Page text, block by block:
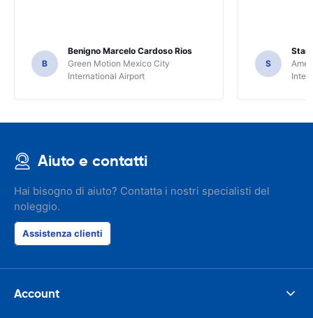
B
Benigno Marcelo Cardoso Rios
Green Motion Mexico City
International Airport
S
Aiuto e contatti
Hai bisogno di aiuto? Contatta i nostri specialisti del
noleggio.
Assistenza clienti
Account